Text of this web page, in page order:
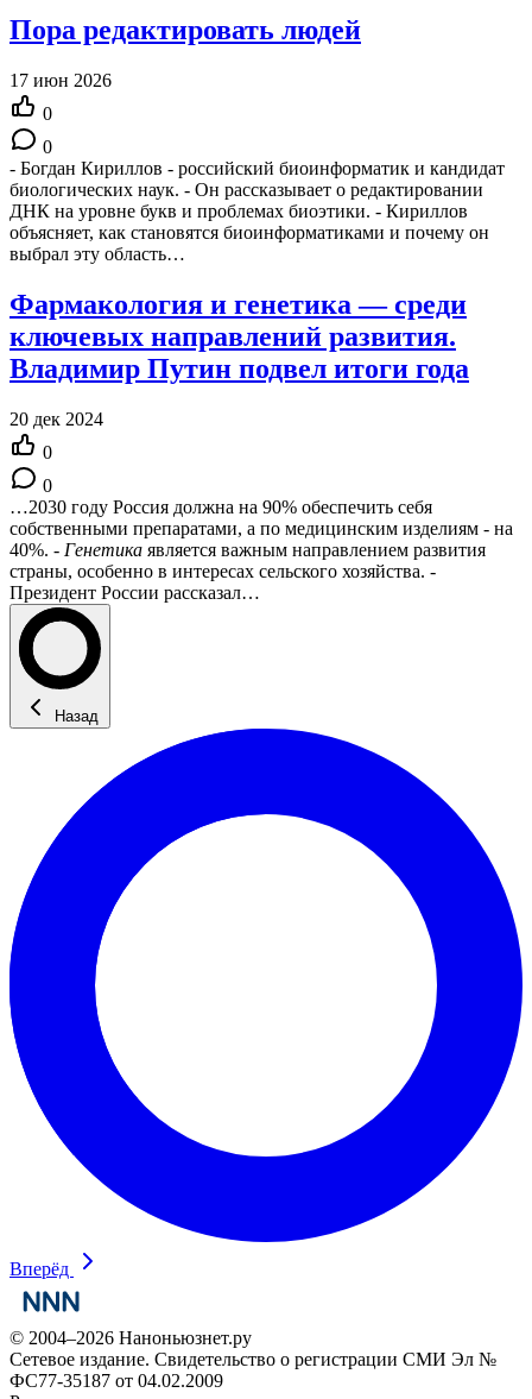
Пора редактировать людей
17 июн 2026
0
0
- Богдан Кириллов - российский биоинформатик и кандидат
биологических наук. - Он рассказывает о редактировании
ДНК на уровне букв и проблемах биоэтики. - Кириллов
объясняет, как становятся биоинформатиками и почему он
выбрал эту область…
Фармакология и генетика — среди
ключевых направлений развития.
Владимир Путин подвел итоги года
20 дек 2024
0
0
…2030 году Россия должна на 90% обеспечить себя
собственными препаратами, а по медицинским изделиям - на
40%. - Генетика является важным направлением развития
страны, особенно в интересах сельского хозяйства. -
Президент России рассказал…
Назад
Вперёд
© 2004–2026 Наноньюзнет.ру
Сетевое издание. Свидетельство о регистрации СМИ Эл №
ФС77-35187 от 04.02.2009